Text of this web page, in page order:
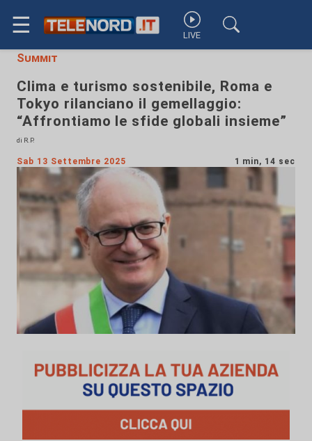
☰ LIVE
Summit
Clima e turismo sostenibile, Roma e
Tokyo rilanciano il gemellaggio:
“Affrontiamo le sfide globali insieme”
di R.P.
Sab 13 Settembre 2025 1 min, 14 sec